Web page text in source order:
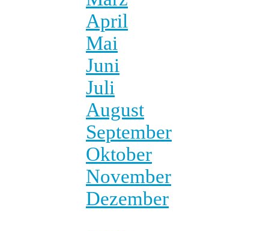
April
Mai
Juni
Juli
August
September
Oktober
November
Dezember